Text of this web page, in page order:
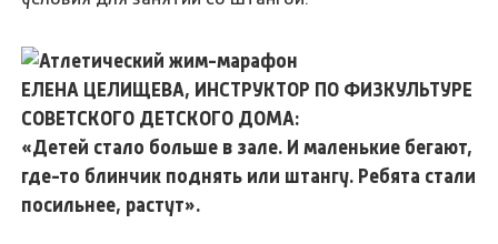
ЕЛЕНА ЦЕЛИЩЕВА, ИНСТРУКТОР ПО ФИЗКУЛЬТУРЕ
СОВЕТСКОГО ДЕТСКОГО ДОМА:
«Детей стало больше в зале. И маленькие бегают,
где-то блинчик поднять или штангу. Ребята стали
посильнее, растут».